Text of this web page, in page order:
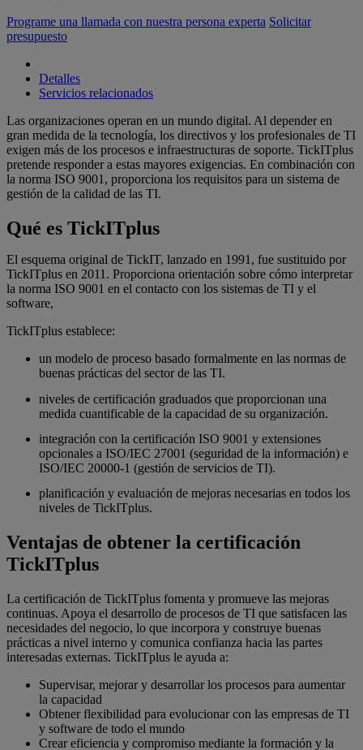
Programe una llamada con nuestra persona experta Solicitar
presupuesto
Detalles
Servicios relacionados
Las organizaciones operan en un mundo digital. Al depender en
gran medida de la tecnología, los directivos y los profesionales de TI
exigen más de los procesos e infraestructuras de soporte. TickITplus
pretende responder a estas mayores exigencias. En combinación con
la norma ISO 9001, proporciona los requisitos para un sistema de
gestión de la calidad de las TI.
Qué es TickITplus
El esquema original de TickIT, lanzado en 1991, fue sustituido por
TickITplus en 2011. Proporciona orientación sobre cómo interpretar
la norma ISO 9001 en el contacto con los sistemas de TI y el
software,
TickITplus establece:
un modelo de proceso basado formalmente en las normas de
buenas prácticas del sector de las TI.
niveles de certificación graduados que proporcionan una
medida cuantificable de la capacidad de su organización.
integración con la certificación ISO 9001 y extensiones
opcionales a ISO/IEC 27001 (seguridad de la información) e
ISO/IEC 20000-1 (gestión de servicios de TI).
planificación y evaluación de mejoras necesarias en todos los
niveles de TickITplus.
Ventajas de obtener la certificación
TickITplus
La certificación de TickITplus fomenta y promueve las mejoras
continuas. Apoya el desarrollo de procesos de TI que satisfacen las
necesidades del negocio, lo que incorpora y construye buenas
prácticas a nivel interno y comunica confianza hacia las partes
interesadas externas. TickITplus le ayuda a:
Supervisar, mejorar y desarrollar los procesos para aumentar
la capacidad
Obtener flexibilidad para evolucionar con las empresas de TI
y software de todo el mundo
Crear eficiencia y compromiso mediante la formación y la